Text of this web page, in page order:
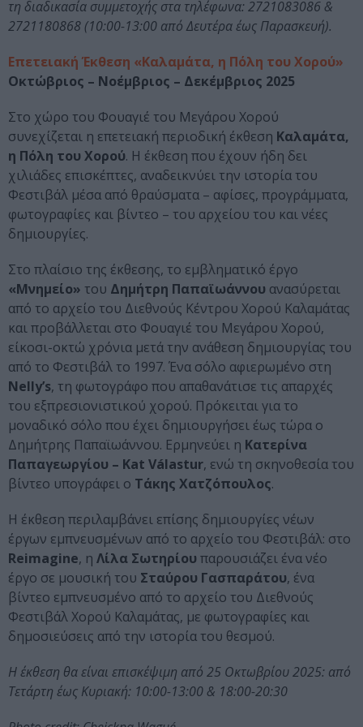
τη διαδικασία συμμετοχής στα τηλέφωνα: 2721083086 &
2721180868 (10:00-13:00 από Δευτέρα έως Παρασκευή).
Επετειακή Έκθεση «Καλαμάτα, η Πόλη του Χορού»
Οκτώβριος – Νοέμβριος – Δεκέμβριος 2025
Στο χώρο του Φουαγιέ του Μεγάρου Χορού
συνεχίζεται η επετειακή περιοδική έκθεση Καλαμάτα,
η Πόλη του Χορού. Η έκθεση που έχουν ήδη δει
χιλιάδες επισκέπτες, αναδεικνύει την ιστορία του
Φεστιβάλ μέσα από θραύσματα – αφίσες, προγράμματα,
φωτογραφίες και βίντεο – του αρχείου του και νέες
δημιουργίες.
Στο πλαίσιο της έκθεσης, το εμβληματικό έργο
«Μνημείο» του Δημήτρη Παπαϊωάννου ανασύρεται
από το αρχείο του Διεθνούς Κέντρου Χορού Καλαμάτας
και προβάλλεται στο Φουαγιέ του Μεγάρου Χορού,
είκοσι-οκτώ χρόνια μετά την ανάθεση δημιουργίας του
από το Φεστιβάλ τo 1997. Ένα σόλο αφιερωμένο στη
Nelly’s, τη φωτογράφο που απαθανάτισε τις απαρχές
του εξπρεσιονιστικού χορού. Πρόκειται για το
μοναδικό σόλο που έχει δημιουργήσει έως τώρα ο
Δημήτρης Παπαϊωάννου. Ερμηνεύει η Κατερίνα
Παπαγεωργίου – Kat Válastur, ενώ τη σκηνοθεσία του
βίντεο υπογράφει ο Τάκης Χατζόπουλος.
Η έκθεση περιλαμβάνει επίσης δημιουργίες νέων
έργων εμπνευσμένων από το αρχείο του Φεστιβάλ: στο
Reimagine, η Λίλα Σωτηρίου παρουσιάζει ένα νέο
έργο σε μουσική του Σταύρου Γασπαράτου, ένα
βίντεο εμπνευσμένο από το αρχείο του Διεθνούς
Φεστιβάλ Χορού Καλαμάτας, με φωτογραφίες και
δημοσιεύσεις από την ιστορία του θεσμού.
Η έκθεση θα είναι επισκέψιμη από 25 Οκτωβρίου 2025: από
Τετάρτη έως Κυριακή: 10:00-13:00 & 18:00-20:30